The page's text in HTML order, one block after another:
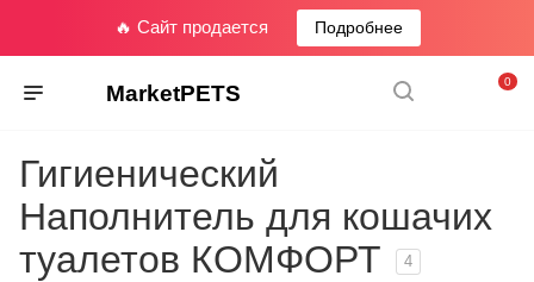
🔥 Сайт продается Подробнее
MarketPETS 0
Гигиенический
Наполнитель для кошачих
туалетов КОМФОРТ
4